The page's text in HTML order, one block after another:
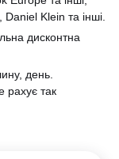
Klein та інші.
дисконтна
день.
рахує так